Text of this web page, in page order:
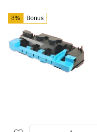
8% Bonus